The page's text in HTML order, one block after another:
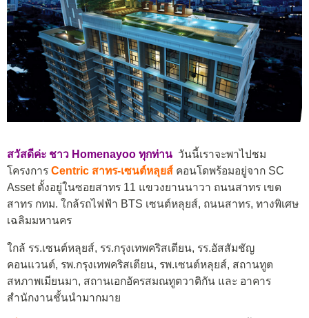
สวัสดีค่ะ ชาว Homenayoo ทุกท่าน วันนี้เราจะพาไปชม
โครงการ Centric สาทร-เซนต์หลุยส์ คอนโดพร้อมอยู่จาก SC
Asset ตั้งอยู่ในซอยสาทร 11 แขวงยานนาวา ถนนสาทร เขต
สาทร กทม. ใกล้รถไฟฟ้า BTS เซนต์หลุยส์, ถนนสาทร, ทางพิเศษ
เฉลิมมหานคร
ใกล้ รร.เซนต์หลุยส์, รร.กรุงเทพคริสเตียน, รร.อัสสัมชัญ
คอนแวนต์, รพ.กรุงเทพคริสเตียน, รพ.เซนต์หลุยส์, สถานทูต
สหภาพเมียนมา, สถานเอกอัครสมณทูตวาติกัน และ อาคาร
สำนักงานชั้นนำมากมาย